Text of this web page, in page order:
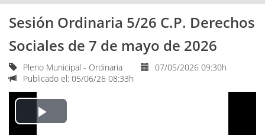
Sesión Ordinaria 5/26 C.P. Derechos
Sociales de 7 de mayo de 2026
Pleno Municipal - Ordinaria
07/05/2026 09:30h
Publicado el: 05/06/26 08:33h
Play